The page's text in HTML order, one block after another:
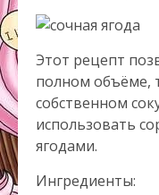
Этот рецепт
полном объёме,
собственном
использовать
ягодами.
Ингредиенты: